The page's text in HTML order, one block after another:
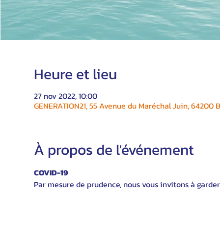
Heure et lieu
27 nov 2022, 10:00
GENERATION21, 55 Avenue du Maréchal Juin, 64200
À propos de l'événement
COVID-19
Par mesure de prudence, nous vous invitons à